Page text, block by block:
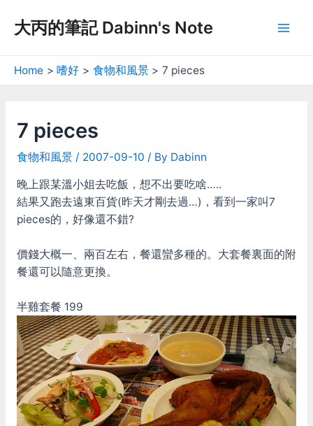
大丙的筆記 Dabinn's Note
Home 嗜好 食物和風景 7 pieces
7 pieces
食物和風景/ 2007-09-10 / By Dabinn
晚上跟某溫小姐去吃飯，想不出要吃啥…..
結果又跑去遠東百貨(昨天才剛去過…)，看到一家叫7
pieces的，好像還不錯?
價錢大概一、兩百左右，餐還蠻多種的。大套餐裏面的附
餐還可以隨意更換。
半雞套餐 199